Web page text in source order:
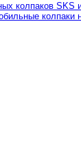
колпаков SKS
колпаки